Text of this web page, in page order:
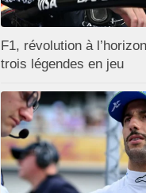
F1, révolution à
trois légendes en jeu